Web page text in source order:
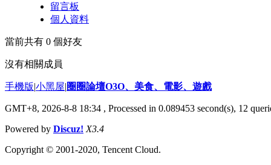
留言板
個人資料
當前共有 0 個好友
沒有相關成員
手機版|小黑屋|圈圈論壇O3O、美食、電影、遊戲
GMT+8, 2026-8-8 18:34 , Processed in 0.089453 second(s), 12
Powered by Discuz! X3.4
Copyright © 2001-2020, Tencent Cloud.